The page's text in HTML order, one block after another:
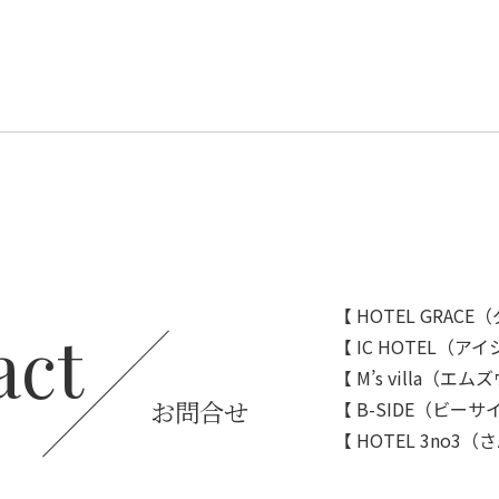
お問合せ
【 HOTEL GRACE
【 IC HOTEL（ア
【 M’s villa（エム
【 B-SIDE（ビーサ
【 HOTEL 3no3（